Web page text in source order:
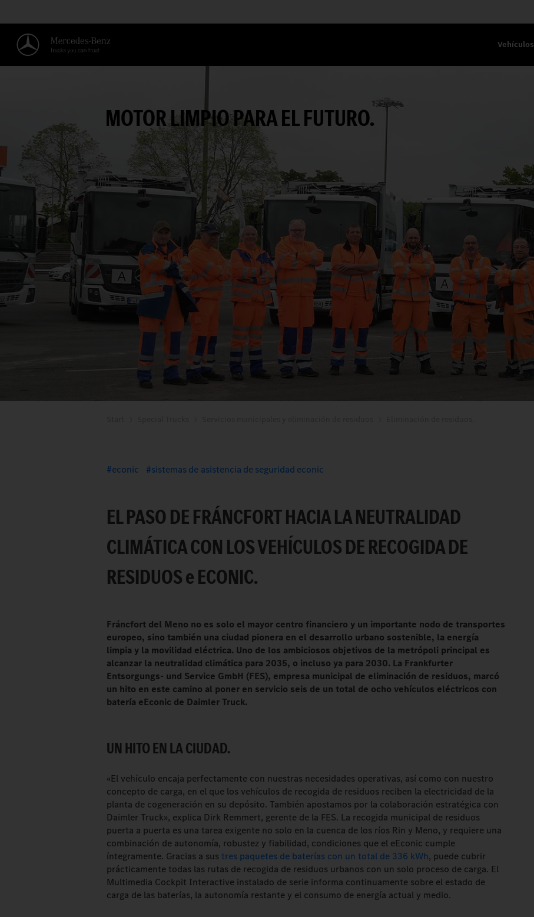
Vehículos
MOTOR LIMPIO PARA EL FUTURO.
econic sistemas de asistencia de seguridad econic
EL PASO DE FRÁNCFORT HACIA LA NEUTRALIDAD
CLIMÁTICA CON LOS VEHÍCULOS DE RECOGIDA DE
RESIDUOSeECONIC.
Fráncfort del Meno no es solo el mayor centro financiero y un importante nodo de transportes
europeo, sino también una ciudad pionera en el desarrollo urbano sostenible, la energía
limpia y la movilidad eléctrica. Uno de los ambiciosos objetivos de la metrópoli principal es
alcanzar la neutralidad climática para 2035, o incluso ya para 2030. La Frankfurter
Entsorgungs- und Service GmbH (FES), empresa municipal de eliminación de residuos, marcó
un hito en este camino al poner en servicio seis de un total de ocho vehículos eléctricos con
batería eEconic de Daimler Truck.
UN HITO EN LA CIUDAD.
«El vehículo encaja perfectamente con nuestras necesidades operativas, así como con nuestro
concepto de carga, en el que los vehículos de recogida de residuos reciben la electricidad de la
planta de cogeneración en su depósito. También apostamos por la colaboración estratégica con
Daimler Truck», explica Dirk Remmert, gerente de la FES. La recogida municipal de residuos
puerta a puerta es una tarea exigente no solo en la cuenca de los ríos Rin y Meno, y requiere una
combinación de autonomía, robustez y fiabilidad, condiciones que el eEconic cumple
íntegramente. Gracias a sustres paquetes de baterías con un total de 336 kWh, puede cubrir
prácticamente todas las rutas de recogida de residuos urbanos con un solo proceso de carga. El
Multimedia Cockpit Interactive instalado de serie informa continuamente sobre el estado de
carga de las baterías, la autonomía restante y el consumo de energía actual y medio.